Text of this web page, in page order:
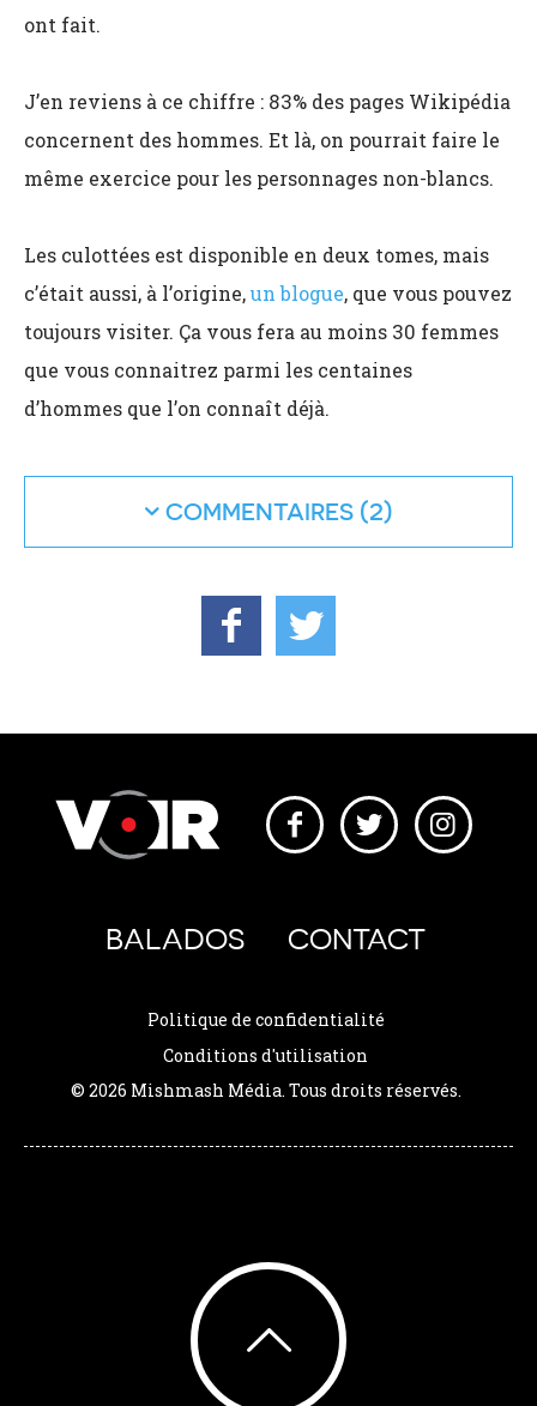
ont fait.
J’en reviens à ce chiffre : 83% des pages Wikipédia
concernent des hommes. Et là, on pourrait faire le
même exercice pour les personnages non-blancs.
Les culottées est disponible en deux tomes, mais
c’était aussi, à l’origine,un blogue, que vous pouvez
toujours visiter. Ça vous fera au moins 30 femmes
que vous connaitrez parmi les centaines
d’hommes que l’on connaît déjà.
COMMENTAIRES
BALADOS CONTACT
Politique de confidentialité
Conditions d'utilisation
© 2026 Mishmash Média. Tous droits réservés.